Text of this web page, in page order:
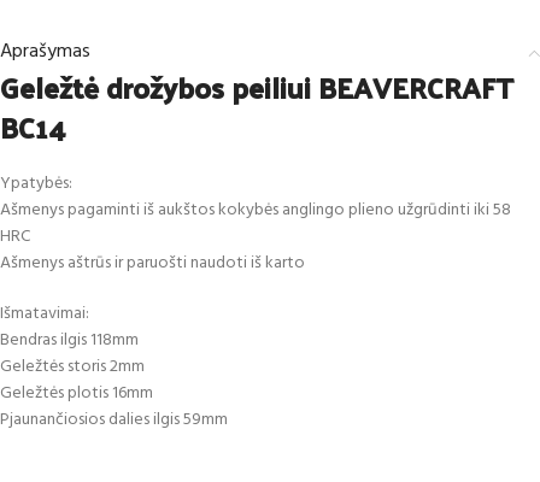
Aprašymas
Geležtė drožybos peiliui BEAVERCRAFT
BC14
Ypatybės:
Ašmenys pagaminti iš aukštos kokybės anglingo plieno užgrūdinti iki 58
HRC
Ašmenys aštrūs ir paruošti naudoti iš karto
Išmatavimai:
Bendras ilgis 118mm
Geležtės storis 2mm
Geležtės plotis 16mm
Pjaunančiosios dalies ilgis 59mm